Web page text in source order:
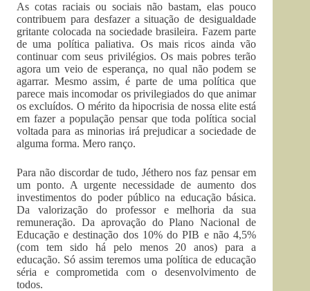
As cotas raciais ou sociais não bastam, elas pouco
contribuem para desfazer a situação de desigualdade
gritante colocada na sociedade brasileira. Fazem parte
de uma política paliativa. Os mais ricos ainda vão
continuar com seus privilégios. Os mais pobres terão
agora um veio de esperança, no qual não podem se
agarrar. Mesmo assim, é parte de uma política que
parece mais incomodar os privilegiados do que animar
os excluídos. O mérito da hipocrisia de nossa elite está
em fazer a população pensar que toda política social
voltada para as minorias irá prejudicar a sociedade de
alguma forma. Mero ranço.
Para não discordar de tudo, Jéthero nos faz pensar em
um ponto. A urgente necessidade de aumento dos
investimentos do poder público na educação básica.
Da valorização do professor e melhoria da sua
remuneração. Da aprovação do Plano Nacional de
Educação e destinação dos 10% do PIB e não 4,5%
(com tem sido há pelo menos 20 anos) para a
educação. Só assim teremos uma política de educação
séria e comprometida com o desenvolvimento de
todos.